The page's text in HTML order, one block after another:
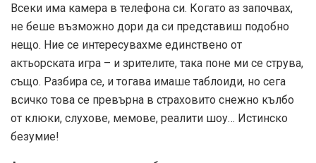
Всеки има камера в телефона си. Когато аз започвах,
не беше възможно дори да си представиш подобно
нещо. Ние се интересувахме единствено от
актьорската игра – и зрителите, така поне ми се струва,
също. Разбира се, и тогава имаше таблоиди, но сега
всичко това се превърна в страховито снежно кълбо
от клюки, слухове, мемове, реалити шоу… Истинско
безумие!